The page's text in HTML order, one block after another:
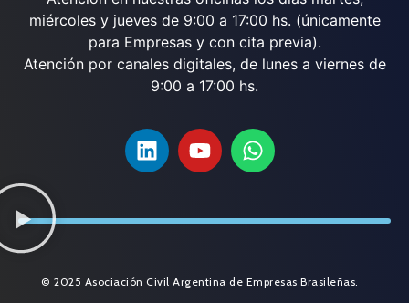
miércoles y jueves de 9:00 a 17:00 hs. (únicamente
para Empresas y con cita previa).
Atención por canales digitales, de lunes a viernes de
9:00 a 17:00 hs.
© 2025 Asociación Civil Argentina de Empresas Brasileñas.